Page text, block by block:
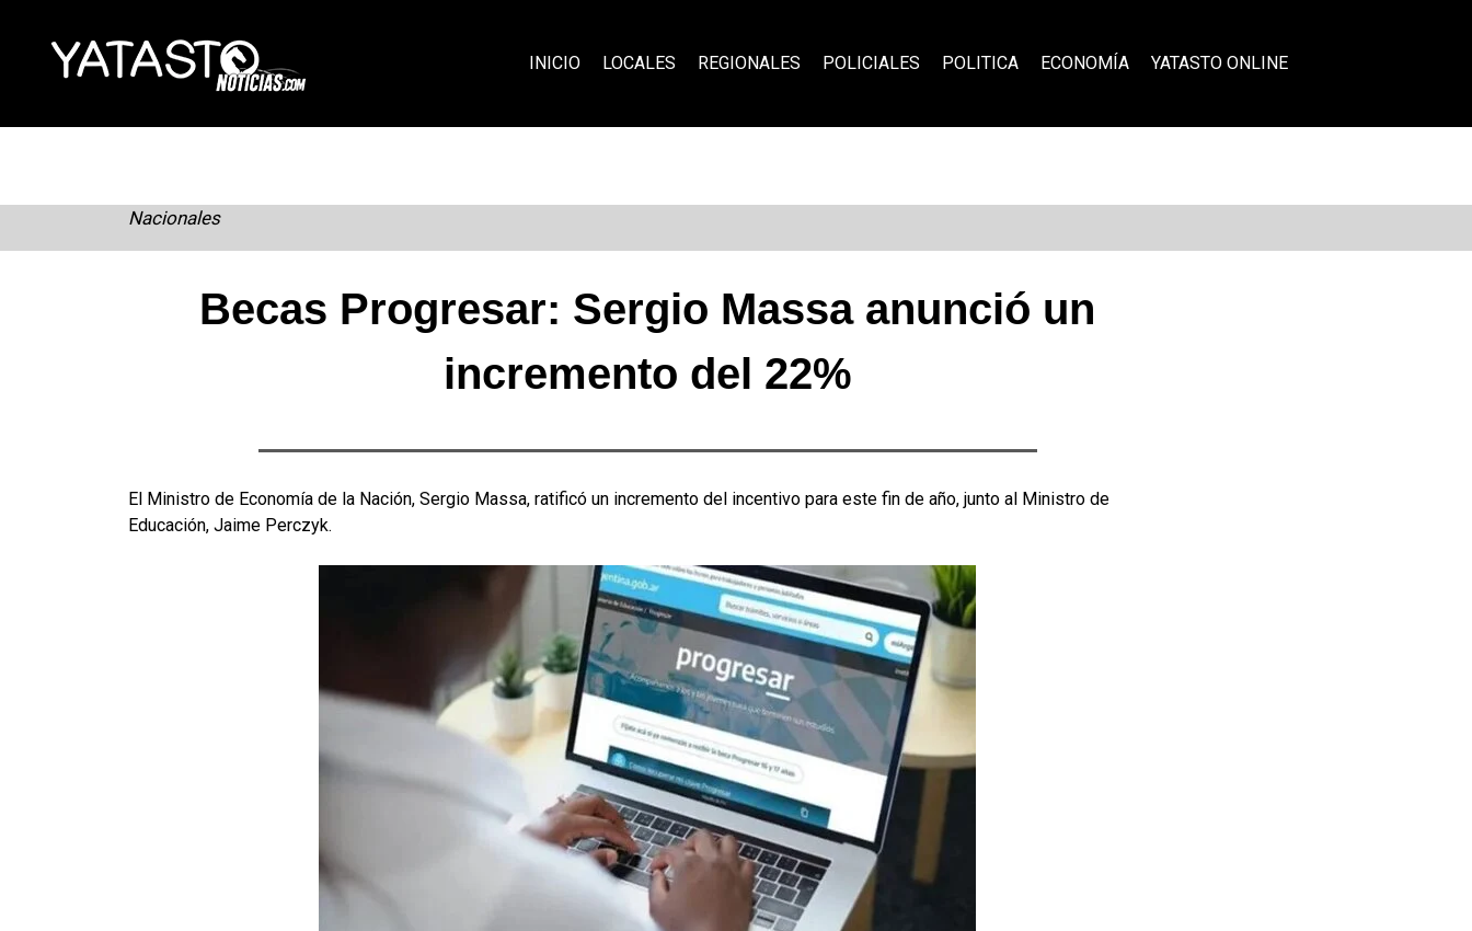
INICIO LOCALES REGIONALES POLICIALES POLITICA ECONOMÍA YATASTO ONLINE
Nacionales
Becas Progresar: Sergio Massa anunció un
incremento del 22%
El Ministro de Economía de la Nación, Sergio Massa, ratificó un incremento del incentivo para este fin de año, junto al Ministro de
Educación, Jaime Perczyk.